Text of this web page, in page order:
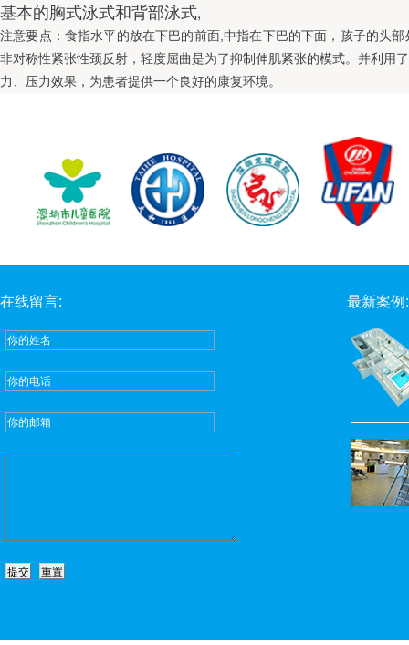
基本的胸式泳式和背部泳式,
注意要点：食指水平的放在下巴的前面, 中指在下巴的下面，孩子的头部
非对称性紧张性颈反射，轻度屈曲是为了抑制伸肌紧张的模式。并利用
力、压力效果，为患者提供一个良好的康复环境。
在线留言: 最新案例: